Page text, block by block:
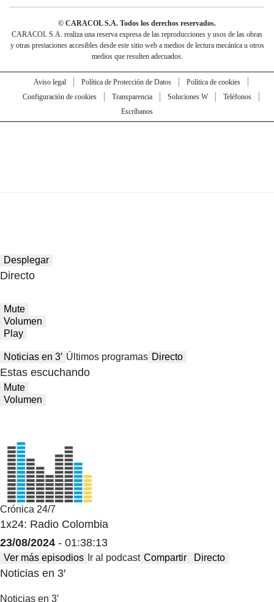
© CARACOL S.A. Todos los derechos reservados.
CARACOL S.A. realiza una reserva expresa de las reproducciones y usos de las obras
y otras prestaciones accesibles desde este sitio web a medios de lectura mecánica u otros
medios que resulten adecuados.
Aviso legal Política de Protección de Datos
Política de cookies
Configuración de cookies
Transparencia Soluciones W
Teléfonos
Escríbanos
Desplegar
Directo
Mute
Volumen
Play
Noticias en 3′ Últimos programas Directo
Estas escuchando
Mute
Volumen
Crónica 24/7
1x24: Radio Colombia
23/08/2024 - 01:38:13
Ver más episodios Ir al podcast Compartir Directo
Noticias en 3′
Noticias en 3′